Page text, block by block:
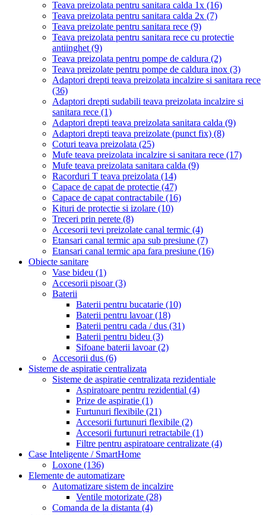
Teava preizolata pentru sanitara calda 1x (16)
Teava preizolata pentru sanitara calda 2x (7)
Teava preizolate pentru sanitara rece (9)
Teava preizolata pentru sanitara rece cu protectie
antiinghet (9)
Teava preizolata pentru pompe de caldura (2)
Teava preizolate pentru pompe de caldura inox (3)
Adaptori drepti teava preizolata incalzire si sanitara rece
(36)
Adaptori drepti sudabili teava preizolata incalzire si
sanitara rece (1)
Adaptori drepti teava preizolata sanitara calda (9)
Adaptori drepti teava preizolate (punct fix) (8)
Coturi teava preizolata (25)
Mufe teava preizolata incalzire si sanitara rece (17)
Mufe teava preizolata sanitara calda (9)
Racorduri T teava preizolata (14)
Capace de capat de protectie (47)
Capace de capat contractabile (16)
Kituri de protectie si izolare (10)
Treceri prin perete (8)
Accesorii tevi preizolate canal termic (4)
Etansari canal termic apa sub presiune (7)
Etansari canal termic apa fara presiune (16)
Obiecte sanitare
Vase bideu (1)
Accesorii pisoar(3)
Baterii
Baterii pentru bucatarie (10)
Baterii pentru lavoar(18)
Baterii pentru cada / dus (31)
Baterii pentru bideu (3)
Sifoane baterii lavoar(2)
Accesorii dus (6)
Sisteme de aspiratie centralizata
Sisteme de aspiratie centralizata rezidentiale
Aspiratoare pentru rezidential (4)
Prize de aspiratie (1)
Furtunuri flexibile (21)
Accesorii furtunuri flexibile (2)
Accesorii furtunuri retractabile (1)
Filtre pentru aspiratoare centralizate (4)
Case Inteligente / SmartHome
Loxone (136)
Elemente de automatizare
Automatizare sistem de incalzire
Ventile motorizate (28)
Comanda de la distanta (4)